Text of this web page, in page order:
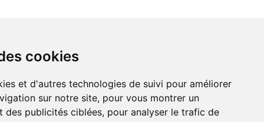
cookies
et d'autres technologies de suivi pour améliorer
sur notre site, pour vous montrer un
des publicités ciblées, pour analyser le trafic de